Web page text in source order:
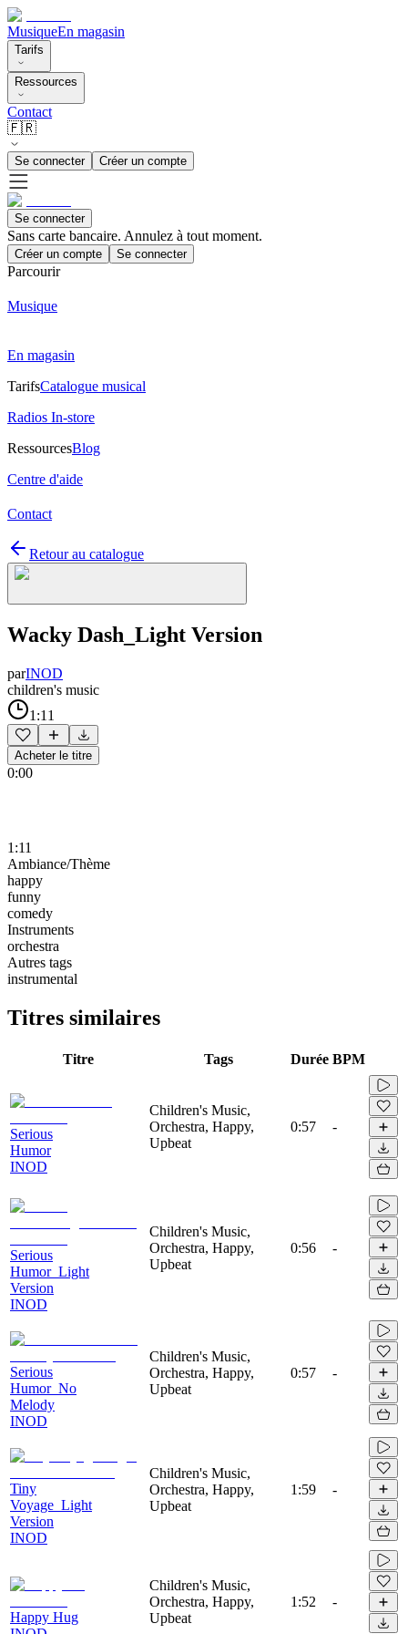
MusiqueEn magasin
Tarifs
Ressources
Contact
🇫🇷
Se connecter Créer un compte
Se connecter
Sans carte bancaire. Annulez à tout moment.
Créer un compte Se connecter
Parcourir
Musique
En magasin
TarifsCatalogue musical
Radios In-store
RessourcesBlog
Centre d'aide
Contact
Retour au catalogue
Wacky Dash_Light Version
parINOD
children's music
1:11
Acheter le titre
0:00
1:11
Ambiance/Thème
happy
funny
comedy
Instruments
orchestra
Autres tags
instrumental
Titres similaires
Titre Tags Durée BPM
Serious
Humor
INOD
Children's Music,
Orchestra, Happy,
Upbeat
0:57 -
Serious
Humor_Light
Version
INOD
Children's Music,
Orchestra, Happy,
Upbeat
0:56 -
Serious
Humor_No
Melody
INOD
Children's Music,
Orchestra, Happy,
Upbeat
0:57 -
Tiny
Voyage_Light
Version
INOD
Children's Music,
Orchestra, Happy,
Upbeat
1:59 -
Happy Hug
Children's Music,
Orchestra, Happy,
Upbeat
1:52 -